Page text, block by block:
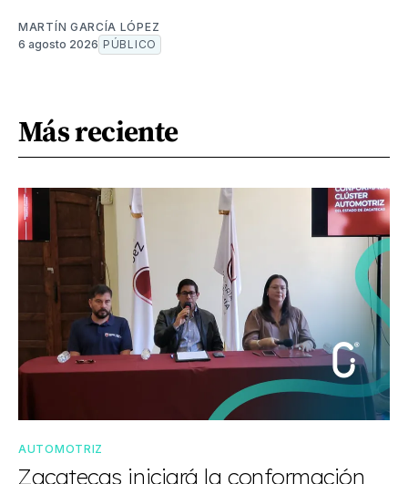
MARTÍN GARCÍA LÓPEZ
6 agosto 2026 PÚBLICO
Más reciente
AUTOMOTRIZ
Zacatecas iniciará la conformación